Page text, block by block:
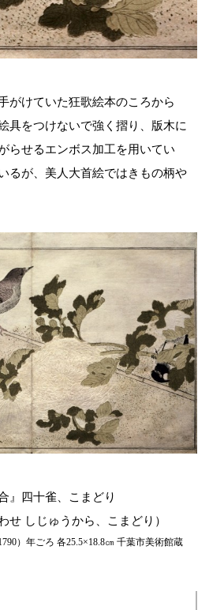
がけていた狂歌絵本のころから
具をつけないで強く摺り、版木に
らせるエンボス加工を用いてい
るが、美人大首絵ではきもの柄や
』四十雀、こまどり
せ しじゅうから、こまどり）
）年ごろ 各25.5×18.8㎝ 千葉市美術館蔵